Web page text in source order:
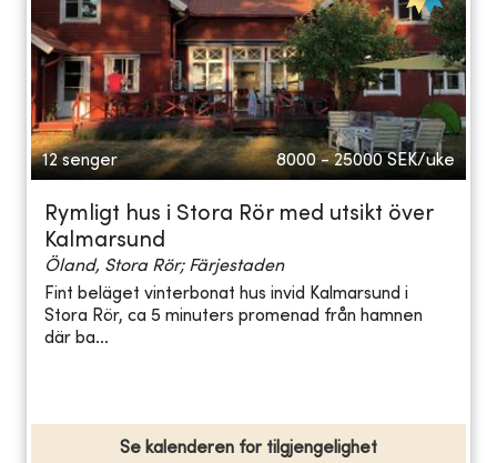
12 senger 8000 - 25000 SEK/uke
Rymligt hus i Stora Rör med utsikt över
Kalmarsund
Öland, Stora Rör; Färjestaden
Fint beläget vinterbonat hus invid Kalmarsund i
Stora Rör, ca 5 minuters promenad från hamnen
där ba...
Se kalenderen for tilgjengelighet